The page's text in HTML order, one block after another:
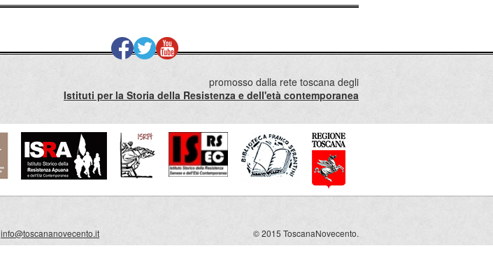
promosso dalla rete toscana degli
Istituti per la Storia della Resistenza e dell'età contemporanea
info@toscananovecento.it © 2015 ToscanaNovecento.